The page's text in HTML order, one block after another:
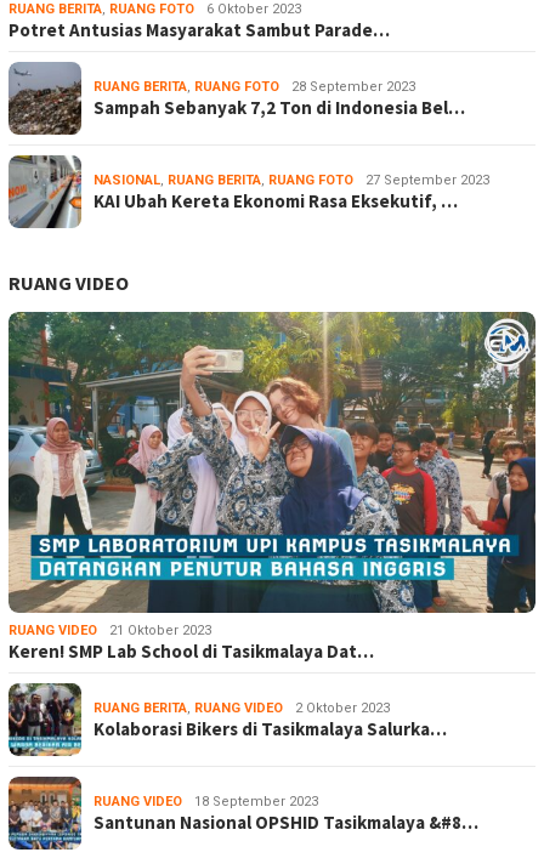
RUANG BERITA, RUANG FOTO 6 Oktober 2023
Potret Antusias Masyarakat Sambut Parade…
RUANG BERITA, RUANG FOTO 28 September 2023
Sampah Sebanyak 7,2 Ton di Indonesia Bel…
NASIONAL, RUANG BERITA, RUANG FOTO 27 September 2023
KAI Ubah Kereta Ekonomi Rasa Eksekutif, …
RUANG VIDEO
RUANG VIDEO 21 Oktober 2023
Keren! SMP Lab School di Tasikmalaya Dat…
RUANG BERITA, RUANG VIDEO 2 Oktober 2023
Kolaborasi Bikers di Tasikmalaya Salurka…
RUANG VIDEO 18 September 2023
Santunan Nasional OPSHID Tasikmalaya &#8…